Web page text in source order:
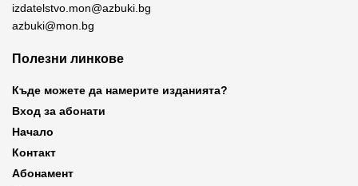
izdatelstvo.mon@azbuki.bg
azbuki@mon.bg
Полезни линкове
Къде можете да намерите изданията?
Вход за абонати
Начало
Контакт
Абонамент